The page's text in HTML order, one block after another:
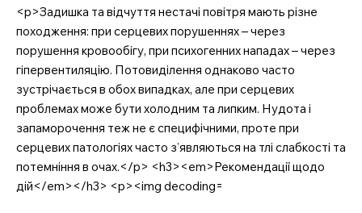
SUBSCRIBE NOW
Company
Про нас